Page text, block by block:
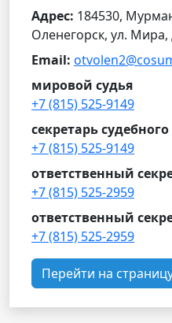
Адрес: 184530,
Оленегорск, ул. Мира,
Email:
мировой судья
+7 (815) 525-9149
секретарь
+7 (815) 525-9149
ответственный
+7 (815) 525-2959
ответственный
+7 (815) 525-2959
Перейти на